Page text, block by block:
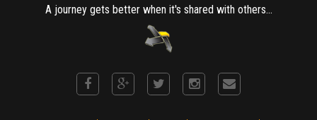
A journey gets better when it's shared with others...